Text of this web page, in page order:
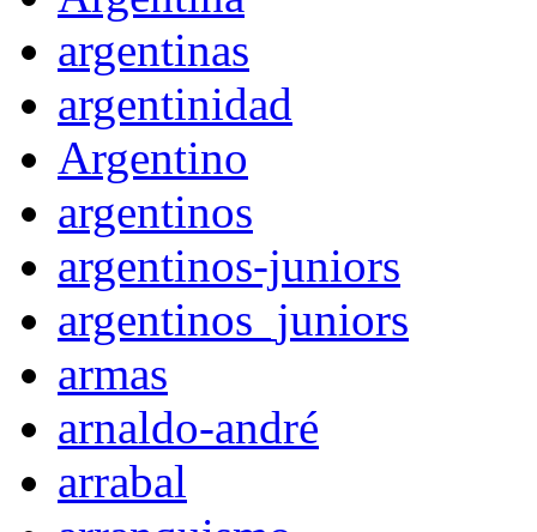
argentinas
argentinidad
Argentino
argentinos
argentinos-juniors
argentinos_juniors
armas
arnaldo-andré
arrabal